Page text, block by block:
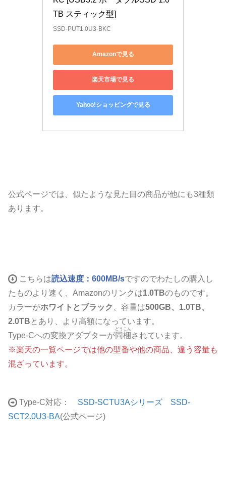
TB スティック型]
SSD-PUT1.0U3-BKC
Amazonで見る
楽天市場で見る
Yahoo!ショッピングで見る
公式ページでは、似たような見た目の商品が他にも3種類
あります。
こちらは読込速度：600MB/sですのでわたしの購入し
たものより速く、Amazonのリンクは1.0TBのものです。
カラーがホワイトとブラック 、容量は500GB、1.0TB、
2.0TB とあり、より高額になっています。
Type-Cへの変換アダプターが同梱
どうこん
されています。
※楽天の一覧ページでは他の型番や他の商品、違う容量も
混ざっています。
Type-C対応： SSD-SCTU3Aシリーズ SSD-
SCT2.0U3-BA(公式ページ)